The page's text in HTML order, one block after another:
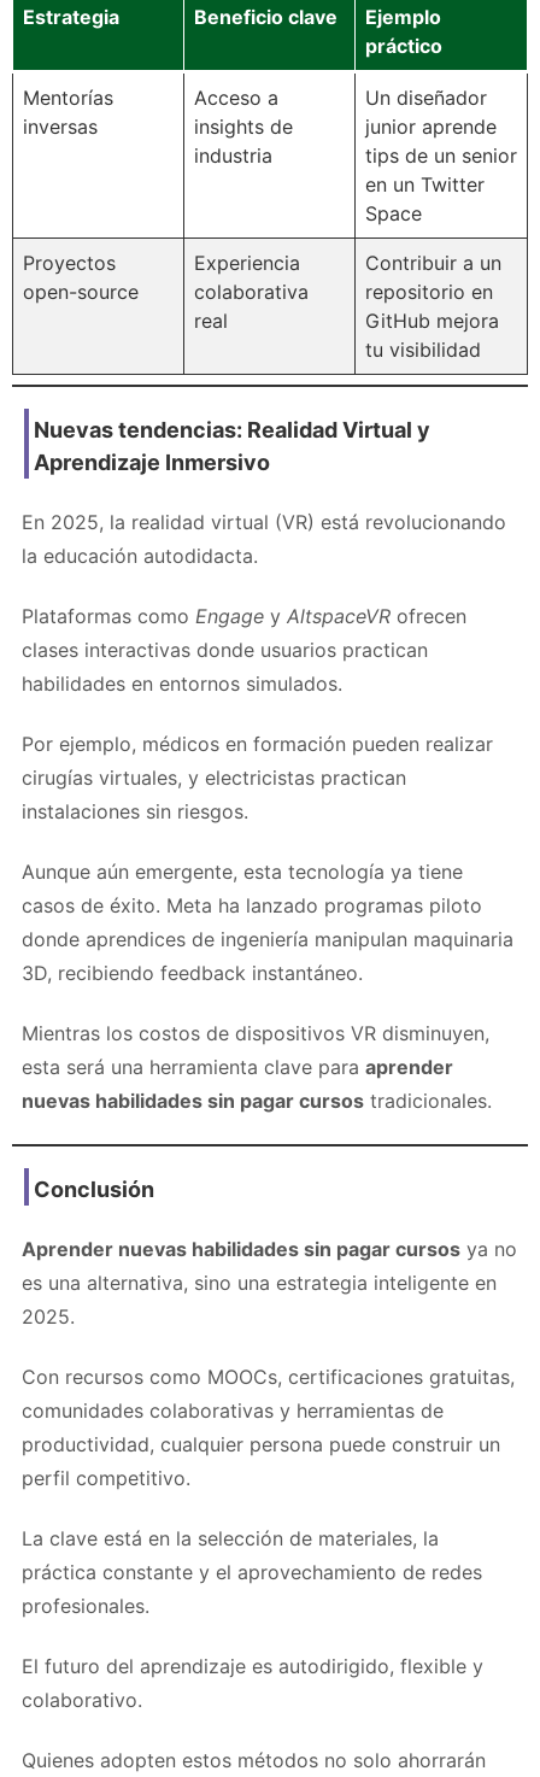
Estrategia Beneficio clave
Ejemplo
práctico
Mentorías
inversas
Acceso a
insights de
industria
Un diseñador
junior aprende
tips de un senior
en un Twitter
Space
Proyectos
open-source
Experiencia
colaborativa
real
Contribuir a un
repositorio en
GitHub mejora
tu visibilidad
Nuevas tendencias: Realidad Virtual y
Aprendizaje Inmersivo
En 2025, la realidad virtual (VR) está revolucionando
la educación autodidacta.
Plataformas como Engage y AltspaceVR ofrecen
clases interactivas donde usuarios practican
habilidades en entornos simulados.
Por ejemplo, médicos en formación pueden realizar
cirugías virtuales, y electricistas practican
instalaciones sin riesgos.
Aunque aún emergente, esta tecnología ya tiene
casos de éxito. Meta ha lanzado programas piloto
donde aprendices de ingeniería manipulan maquinaria
3D, recibiendo feedback instantáneo.
Mientras los costos de dispositivos VR disminuyen,
esta será una herramienta clave para aprender
nuevas habilidades sin pagar cursos tradicionales.
Conclusión
Aprender nuevas habilidades sin pagar cursos ya no
es una alternativa, sino una estrategia inteligente en
2025.
Con recursos como MOOCs, certificaciones gratuitas,
comunidades colaborativas y herramientas de
productividad, cualquier persona puede construir un
perfil competitivo.
La clave está en la selección de materiales, la
práctica constante y el aprovechamiento de redes
profesionales.
El futuro del aprendizaje es autodirigido, flexible y
colaborativo.
Quienes adopten estos métodos no solo ahorrarán